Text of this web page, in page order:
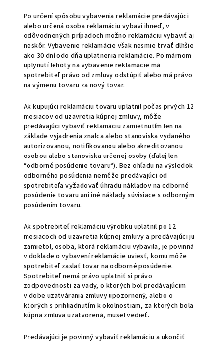
Po určení spôsobu vybavenia reklamácie predávajúci
alebo určená osoba reklamáciu vybaví ihneď, v
odôvodnených prípadoch možno reklamáciu vybaviť aj
neskôr. Vybavenie reklamácie však nesmie trvať dlhšie
ako 30 dní odo dňa uplatnenia reklamácie. Po márnom
uplynutí lehoty na vybavenie reklamácie má
spotrebiteľ právo od zmluvy odstúpiť alebo má právo
na výmenu tovaru za nový tovar.
Ak kupujúci reklamáciu tovaru uplatnil počas prvých 12
mesiacov od uzavretia kúpnej zmluvy, môže
predávajúci vybaviť reklamáciu zamietnutím len na
základe vyjadrenia znalca alebo stanoviska vydaného
autorizovanou, notifikovanou alebo akreditovanou
osobou alebo stanoviska určenej osoby (ďalej len
“odborné posúdenie tovaru“). Bez ohľadu na výsledok
odborného posúdenia nemôže predávajúci od
spotrebiteľa vyžadovať úhradu nákladov na odborné
posúdenie tovaru ani iné náklady súvisiace s odborným
posúdením tovaru.
Ak spotrebiteľ reklamáciu výrobku uplatnil po 12
mesiacoch od uzavretia kúpnej zmluvy a predávajúci ju
zamietol, osoba, ktorá reklamáciu vybavila, je povinná
v doklade o vybavení reklamácie uviesť, komu môže
spotrebiteľ zaslať tovar na odborné posúdenie.
Spotrebiteľ nemá právo uplatniť si právo
zodpovednosti za vady, o ktorých bol predávajúcim
v dobe uzatvárania zmluvy upozornený, alebo o
ktorých s prihliadnutím k okolnostiam, za ktorých bola
kúpna zmluva uzatvorená, musel vedieť.
Predávajúci je povinný vybaviť reklamáciu a ukončiť